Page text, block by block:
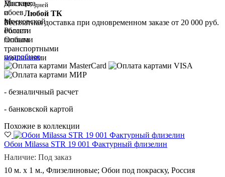
1-7 дней
Любой ТК
Бесплатная доставка при одновременном заказе от 20 000 руб.
Оплата
подробнее
- безналичный расчет
- банковской картой
Похожие в коллекции
Обои Milassa STR 19 001 Фактурный флизелин
Наличие: Под заказ
10 м. x 1 м., Флизелиновые; Обои под покраску, Россия